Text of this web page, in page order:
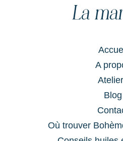
La
A
Blog
Où trouver